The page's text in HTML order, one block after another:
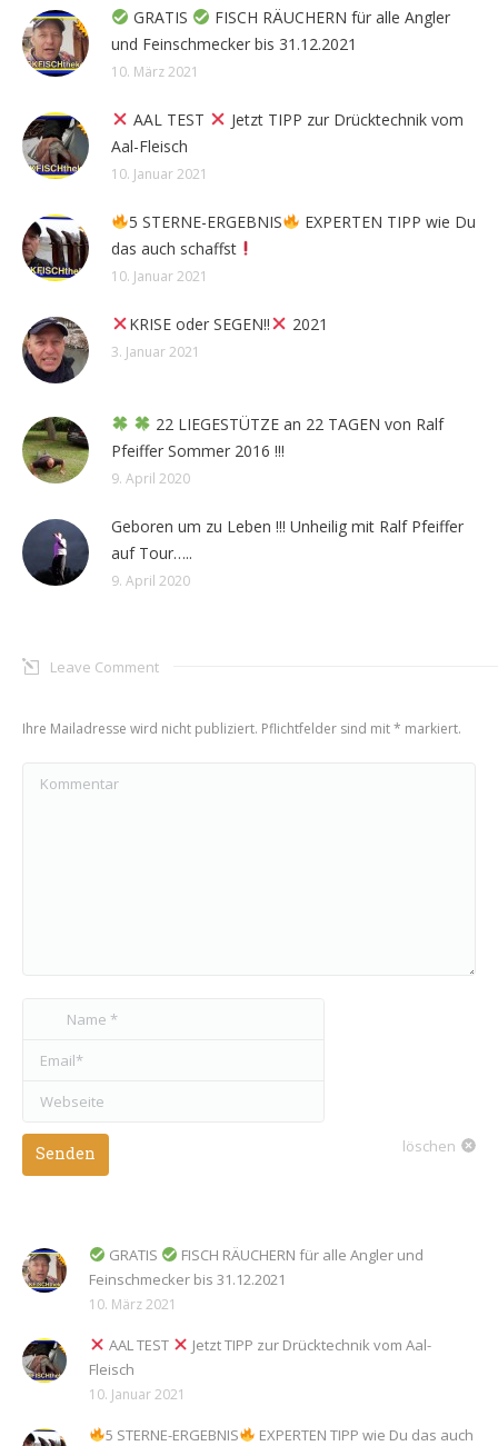
GRATIS
FISCH RÄUCHERN für alle Angler
und Feinschmecker bis 31.12.2021
10. März 2021
AAL TEST
Jetzt TIPP zur Drücktechnik vom
Aal-Fleisch
10. Januar 2021
5 STERNE-ERGEBNIS
EXPERTEN TIPP wie Du
das auch schaffst
10. Januar 2021
KRISE oder SEGEN!! 2021
3. Januar 2021
22 LIEGESTÜTZE an 22 TAGEN von Ralf
Pfeiffer Sommer 2016 !!!
9. April 2020
Geboren um zu Leben !!! Unheilig mit Ralf Pfeiffer
auf Tour…..
9. April 2020
Leave Comment
Ihre Mailadresse wird nicht publiziert. Pflichtfelder sind mit* markiert.
Name *
Email *
Webseite
löschen
Senden
GRATIS
FISCH RÄUCHERN für alle Angler und
Feinschmecker bis 31.12.2021
10. März 2021
AAL TEST
Jetzt TIPP zur Drücktechnik vom Aal-
Fleisch
10. Januar 2021
5 STERNE-ERGEBNIS
EXPERTEN TIPP wie Du das auch